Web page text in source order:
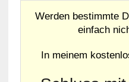
Werden bestimmte
einfach
In meinem